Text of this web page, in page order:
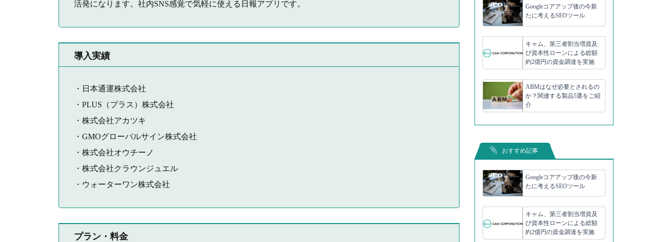
活発になります。社内SNS感覚で気軽に使える日報アプリです。
導入実績
・日本通運株式会社
・PLUS（プラス）株式会社
・株式会社アカツキ
・GMOグローバルサイン株式会社
・株式会社オウチーノ
・株式会社クラウンジュエル
・ウォーターワン株式会社
プラン・料金
Googleコアアップ後の今新
たに考えるSEOツール
キャム、第三者割当増資及
び資本性ローンによる総額
約2億円の資金調達を実施
ABMはなぜ必要とされるの
か？関連する製品5選をご紹
介
おすすめ記事
Googleコアアップ後の今新
たに考えるSEOツール
キャム、第三者割当増資及
び資本性ローンによる総額
約2億円の資金調達を実施